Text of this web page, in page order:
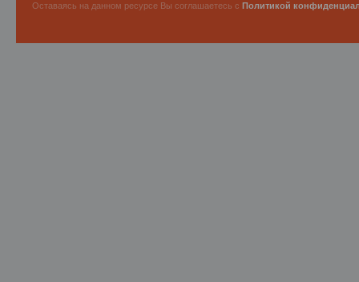
Оставаясь на данном ресурсе Вы соглашаетесь с Политикой